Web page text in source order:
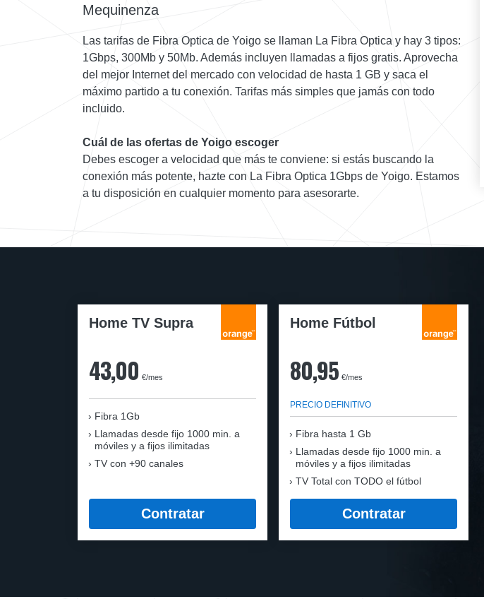
Mequinenza
Las tarifas de Fibra Optica de Yoigo se llaman La Fibra Optica y hay 3 tipos:
1Gbps, 300Mb y 50Mb. Además incluyen llamadas a fijos gratis. Aprovecha
del mejor Internet del mercado con velocidad de hasta 1 GB y saca el
máximo partido a tu conexión. Tarifas más simples que jamás con todo
incluido.
Cuál de las ofertas de Yoigo escoger
Debes escoger a velocidad que más te conviene: si estás buscando la
conexión más potente, hazte con La Fibra Optica 1Gbps de Yoigo. Estamos
a tu disposición en cualquier momento para asesorarte.
Home TV Supra
43,00 €/mes
Fibra 1Gb
Llamadas desde fijo 1000 min. a
móviles y a fijos ilimitadas
TV con +90 canales
Contratar
Home Fútbol
80,95 €/mes
PRECIO DEFINITIVO
Fibra hasta 1 Gb
Llamadas desde fijo 1000 min. a
móviles y a fijos ilimitadas
TV Total con TODO el fútbol
Contratar